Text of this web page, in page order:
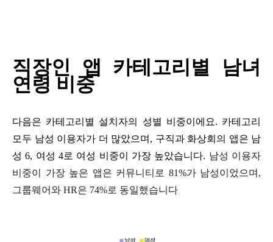
직장인 앱 카테고리별 남녀
연령 비중
다음은 카테고리별 설치자의 성별 비중이에요. 카테고리
모두 남성 이용자가 더 많았으며 , 구직과 화상회의 앱은 남
성6, 여성4로 여성 비중이 가장 높았습니다. 남성 이용자
비중이 가장 높은 앱은 커뮤니티로 81%가 남성이었으며 ,
그룹웨어와 HR은 74%로 동일했습니다